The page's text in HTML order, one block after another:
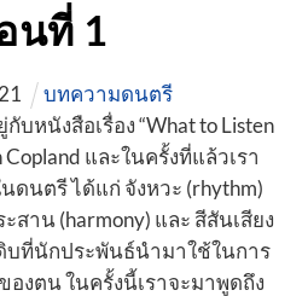
นที่ 1
บทความดนตรี
บหนังสือเรื่อง “What to Listen
Copland และในครั้งที่แล้วเรา
ดนตรี ได้แก่ จังหวะ (rhythm)
สาน (harmony) และ สีสันเสียง
บที่นักประพันธ์นำมาใช้ในการ
งตน ในครั้งนี้เราจะมาพูดถึง